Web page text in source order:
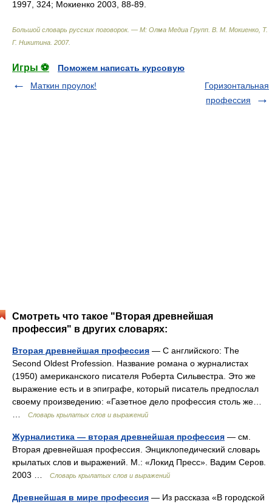
1997, 324; Мокиенко 2003, 88-89.
Большой словарь русских поговорок. — М: Олма Медиа Групп В. М. Мокиенко, Т.
Г. Никитина 2007.
Игры ⚽
Поможем написать курсовую
Маткин проулок!
Горизонтальная
профессия
Смотреть что такое "Вторая древнейшая
профессия" в других словарях:
Вторая древнейшая профессия — С английского: The
Second Oldest Profession. Название романа о журналистах
(1950) американского писателя Роберта Сильвестра. Это же
выражение есть и в эпиграфе, который писатель предпослал
своему произведению: «Газетное дело профессия столь же…
Словарь крылатых слов и выражений
Журналистика — вторая древнейшая профессия — см.
Вторая древнейшая профессия. Энциклопедический словарь
крылатых слов и выражений. М.: «Локид Пресс». Вадим Серов.
2003 …
Словарь крылатых слов и выражений
Древнейшая в мире профессия — Из рассказа «В городской